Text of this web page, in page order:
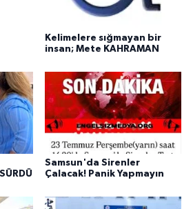
Kelimelere sığmayan bir
insan; Mete KAHRAMAN
Samsun'da Sirenler
Çalacak! Panik Yapmayın